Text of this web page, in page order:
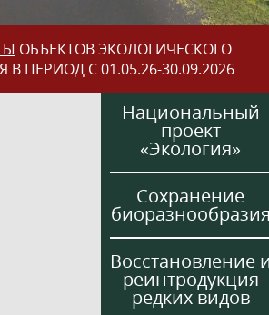
ОБЪЕКТОВ ЭКОЛОГИЧЕСКОГО
ПЕРИОД С 01.05.26-30.09.2026
Национальный
проект
«Экология»
Сохранение
Восстановление
реинтродукция
редких видов